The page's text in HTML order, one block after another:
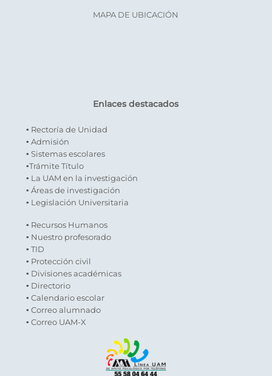
MAPA DE UBICACIÓN
Enlaces destacados
▪ Rectoría de Unidad
▪ Admisión
▪ Sistemas escolares
▪Trámite Título
▪ La UAM en la investigación
▪ Áreas de investigación
▪ Legislación Universitaria
▪ Recursos Humanos
▪ Nuestro profesorado
▪ TID
▪ Protección civil
▪ Divisiones académicas
▪ Directorio
▪ Calendario escolar
▪ Correo alumnado
▪ Correo UAM-X